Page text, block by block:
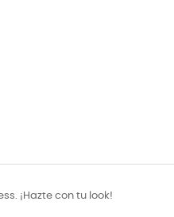
¡Hazte con tu look!